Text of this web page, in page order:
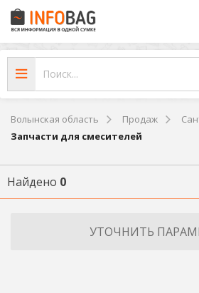
Волынская область Продаж
Запчасти для смесителей
Найдено 0
УТОЧНИТЬ